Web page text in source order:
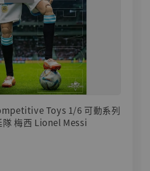
Toys 1/6 可動系列
隊 梅西 Lionel Messi